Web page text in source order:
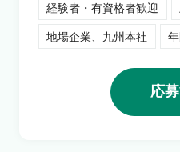
コ
利用
経験者・有資格者歓迎
地場企業、九州本社
応